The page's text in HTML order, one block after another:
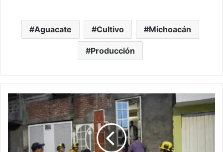
Aguacate Cultivo Michoacán
Producción
#Morelia
Suman
7
Familias